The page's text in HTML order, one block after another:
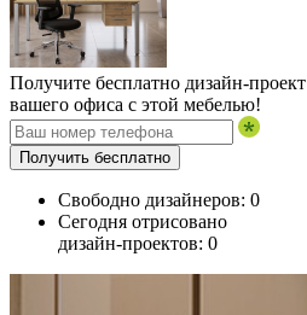
Получите бесплатно дизайн-проект
вашего офиса с этой мебелью!
Получить бесплатно
Свободно дизайнеров: 0
Сегодня отрисовано
дизайн-проектов: 0